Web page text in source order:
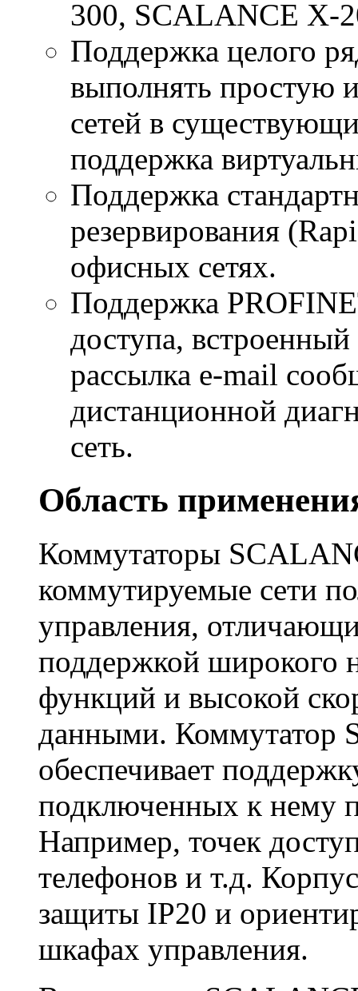
300, SCALANCE X-
Поддержка целого
выполнять простую
сетей в
поддержка
Поддержка
резервирования
офисных сетях.
Поддержка
доступа, встроенный
рассылка e-mail
дистанционной
сеть.
Область
Коммутаторы
коммутируемые сети
управления,
поддержкой широкого
функций и высокой
данными. Коммутатор
обеспечивает
подключенных к нему
Например, точек
телефонов и т.д.
защиты IP20 и
шкафах управления.